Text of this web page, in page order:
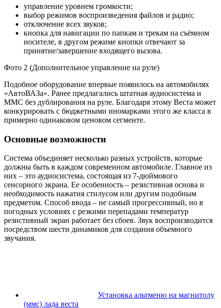
управление уровнем громкости;
выбор режимов воспроизведения файлов и радио;
отключение всех звуков;
кнопка для навигации по папкам и трекам на съёмном
носителе, в другом режиме кнопки отвечают за
принятие/завершение входящего вызова.
Фото 2 (Дополнительное управление на руле)
Подобное оборудование впервые появилось на автомобилях
«АвтоВАЗа». Ранее предлагались штатная аудиосистема и
ММС без дублирования на руле. Благодаря этому Веста может
конкурировать с бюджетными иномарками этого же класса в
примерно одинаковом ценовом сегменте.
Основные возможности
Система объединяет несколько разных устройств, которые
должны быть в каждом современном автомобиле. Главное из
них – это аудиосистема, состоящая из 7-дюймового
сенсорного экрана. Ее особенность – резистивная основа и
необходимость нажатия стилусом или другим подобным
предметом. Способ ввода – не самый прогрессивный, но в
погодных условиях с резкими перепадами температур
резистивный экран работает без сбоев. Звук воспроизводится
посредством шести динамиков для создания объемного
звучания.
Установка альтменю на магнитолу
(ммс) лада веста